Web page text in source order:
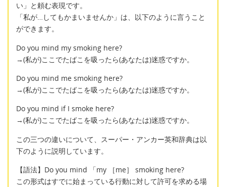
い」と頼む表現です。
「私が…してもかまいませんか」は、以下のように言うこと
ができます。
Do you mind my smoking here?
→(私が)ここでたばこを吸ったら(あなたは)迷惑ですか。
Do you mind me smoking here?
→(私が)ここでたばこを吸ったら(あなたは)迷惑ですか。
Do you mind if I smoke here?
→(私が)ここでたばこを吸ったら(あなたは)迷惑ですか。
この三つの違いについて、スーパー・アンカー英和辞典は以
下のように説明しています。
【語法】Do you mind 「my ［me］ smoking here?
この形式はすでに始まっている行動に対して許可を求める場